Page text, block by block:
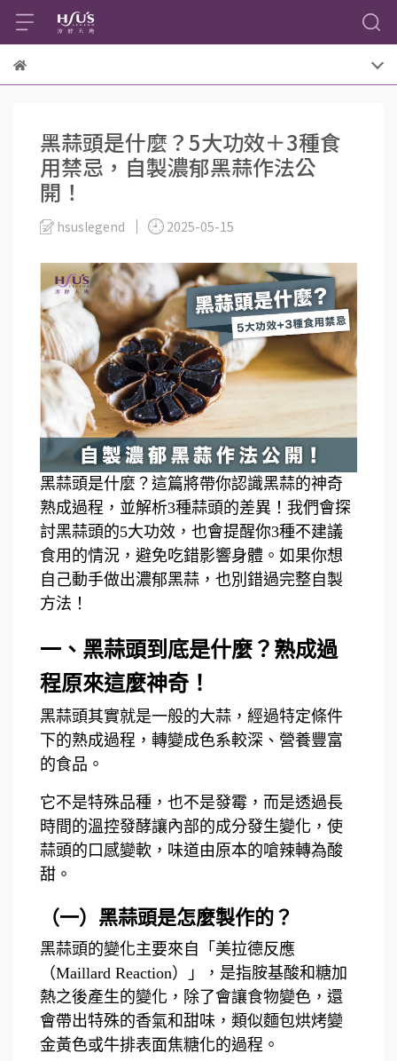
黑蒜頭是什麼？5大功效＋3種食
用禁忌，自製濃郁黑蒜作法公
開！
hsuslegend 2025-05-15
黑蒜頭是什麼？這篇將帶你認識黑蒜的神奇
熟成過程，並解析3種蒜頭的差異！我們會探
討黑蒜頭的5大功效，也會提醒你3種不建議
食用的情況，避免吃錯影響身體。如果你想
自己動手做出濃郁黑蒜，也別錯過完整自製
方法！
一、黑蒜頭到底是什麼？熟成過
程原來這麼神奇！
黑蒜頭其實就是一般的大蒜，經過特定條件
下的熟成過程，轉變成色系較深、營養豐富
的食品。
它不是特殊品種，也不是發霉，而是透過長
時間的溫控發酵讓內部的成分發生變化，使
蒜頭的口感變軟，味道由原本的嗆辣轉為酸
甜。
（一）黑蒜頭是怎麼製作的？
黑蒜頭的變化主要來自「美拉德反應
（Maillard Reaction）」，是指胺基酸和糖加
熱之後產生的變化，除了會讓食物變色，還
會帶出特殊的香氣和甜味，類似麵包烘烤變
金黃色或牛排表面焦糖化的過程。